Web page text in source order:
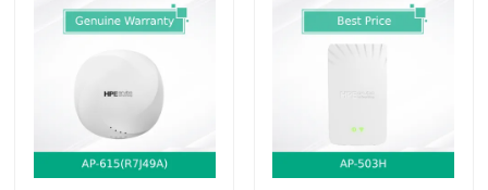
Αρχική